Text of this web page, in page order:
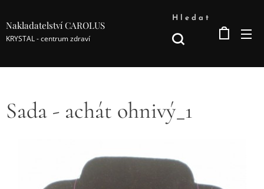
Nakladatelství CAROLUS
KRYSTAL - centrum zdraví
Hledat
Sada - achát ohnivý_1